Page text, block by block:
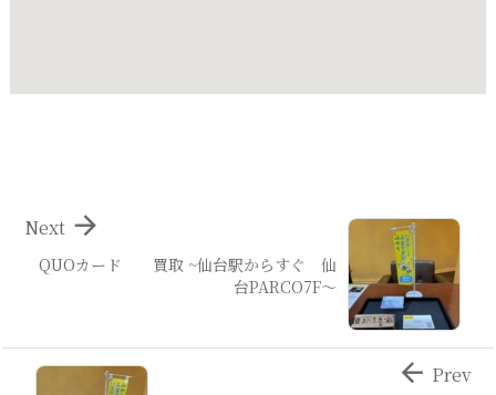
QUOカード 買取 ~仙台駅からすぐ 仙
台PARCO7F～

Next
 Prev